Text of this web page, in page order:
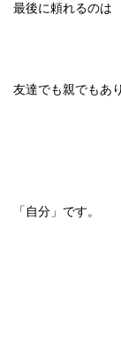
最後に頼れるのは
友達でも親でもあ
「自分」です。